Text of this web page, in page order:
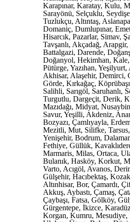
Karapınar, Karatay, Kulu,
Sarayönü, Selçuklu,
Tuzlukçu, Altıntaş,
Domaniç, Dumlupınar,
Hisarcık, Pazarlar, Simav,
Tavşanlı, Akçadağ,
Battalgazi, Darende,
Doğanyol, Hekimhan,
Pütürge, Yazıhan,
Akhisar, Alaşehir, Demirci,
Görde, Kırkağaç,
Salihli, Sarıgöl, Saruhanlı,
Turgutlu, Dargeçit, Derik,
Mazıdağı, Midyat,
Savur, Yeşilli, Akdeniz,
Bozyazı, Çamlıyayla,
Mezitli, Mut, Silifke,
Yenişehir, Bodrum,
Fethiye, Güllük,
Marmaris, Milas, Ortaca,
Bulanık, Hasköy, Korkut,
Varto, Acıgöl, Avanos,
Gülşehir, Hacıbektaş,
Altınhisar, Bor, Çamardı,
Akkuş, Aybastı, Çamaş,
Çaybaşı, Fatsa, Gölköy,
Gürgentepe, İkizce,
Korgan, Kumru, Mesudiye,